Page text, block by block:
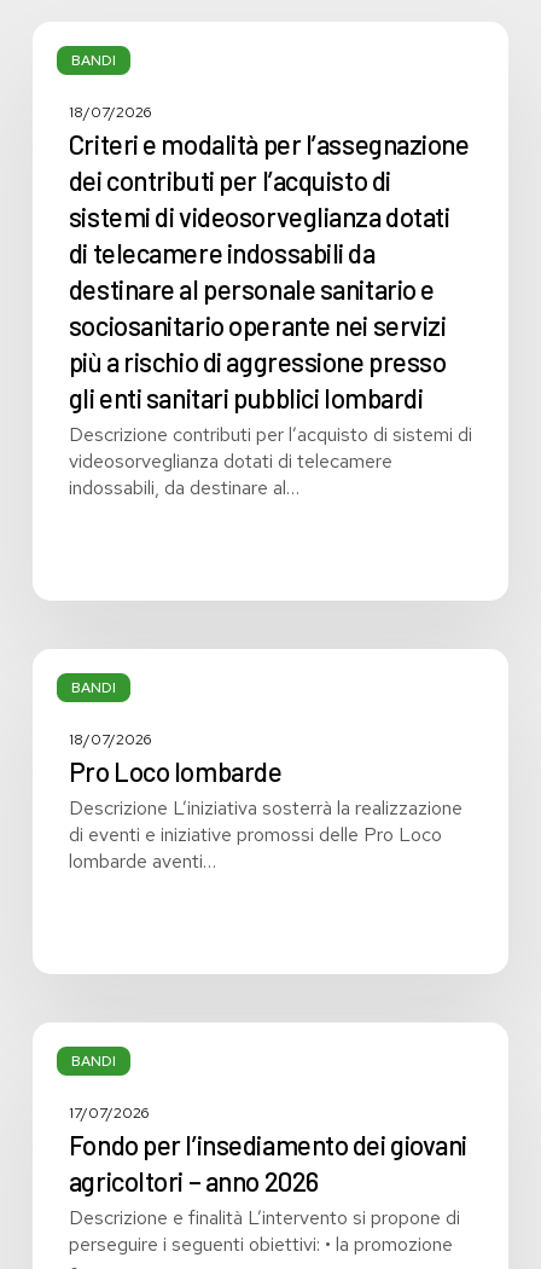
BANDI
l’assegnazione
contributi
l’acquisto
sistemi
videosorveglianza
dotati
telecamere
indossabili
sanitario
sociosanitario
operante
rischio
aggressione
sanitari
lombardi
18/07/2026
Criteri e modalità per l’assegnazione
dei contributi per l’acquisto di
sistemi di videosorveglianza dotati
di telecamere indossabili da
destinare al personale sanitario e
sociosanitario operante nei servizi
più a rischio di aggressione presso
gli enti sanitari pubblici lombardi
Descrizione contributi per l’acquisto di sistemi di
videosorveglianza dotati di telecamere
indossabili, da destinare al…
BANDI
Pro
Loco
18/07/2026
Pro Loco lombarde
Descrizione L’iniziativa sosterrà la realizzazione
di eventi e iniziative promossi delle Pro Loco
lombarde aventi…
BANDI
Fondo
per
giovani
agricoltori
anno
2026
17/07/2026
Fondo per l’insediamento dei giovani
agricoltori – anno 2026
Descrizione e finalità L’intervento si propone di
perseguire i seguenti obiettivi: • la promozione